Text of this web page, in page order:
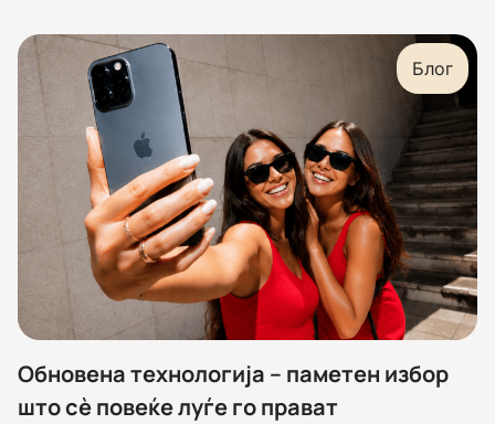
Обновена технологија – паметен избор
што сè повеќе луѓе го прават
Блог